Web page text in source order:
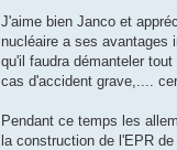
J'aime bien Janco et
nucléaire a ses avantages
qu'il faudra démanteler
cas d'accident grave,....
Pendant ce temps les
la construction de l'EPR